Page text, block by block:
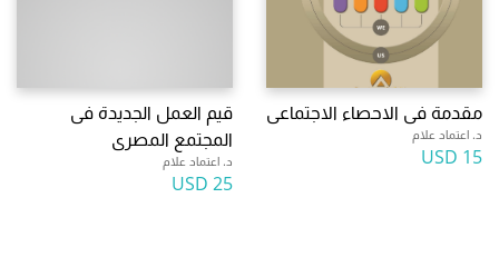
مقدمة فى الاحصاء الاجتماعى
د. اعتماد علام
15 USD
قيم العمل الجديدة فى
المجتمع المصرى
د. اعتماد علام
25 USD